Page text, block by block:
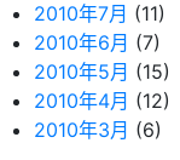
2010年7月 (11)
2010年6月 (7)
2010年5月 (15)
2010年4月 (12)
2010年3月 (6)